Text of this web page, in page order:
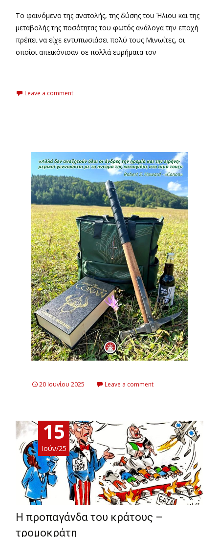
Το φαινόμενο της ανατολής, της δύσης του Ήλιου και της
μεταβολής της ποσότητας του φωτός ανάλογα την εποχή
πρέπει να είχε εντυπωσιάσει πολύ τους Μινωίτες, οι
οποίοι απεικόνισαν σε πολλά ευρήματα τον
Leave a comment
20 Ιουνίου 2025 Leave a comment
15
Ιούν/25
Η προπαγάνδα του κράτους –
τρομοκράτη